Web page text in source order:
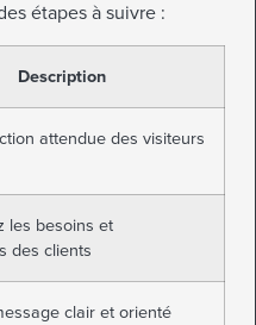
étapes à suivre :
Description
attendue des visiteurs
les besoins et
des clients
clair et orienté